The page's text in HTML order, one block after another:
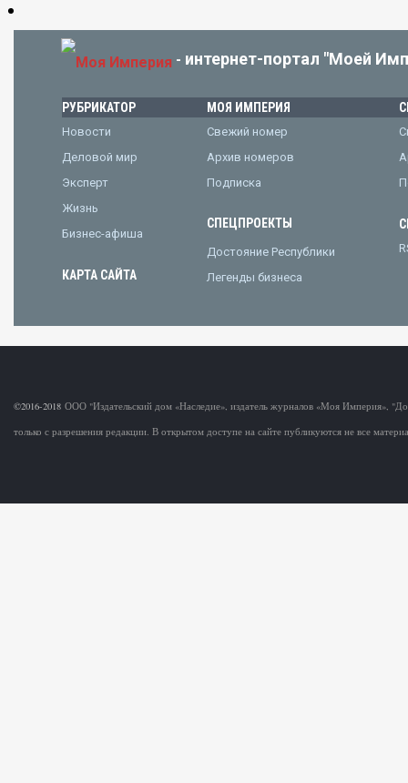
- интернет-портал "Моей
РУБРИКАТОР
Новости
Деловой мир
Эксперт
Жизнь
Бизнес-афиша
КАРТА САЙТА
МОЯ ИМПЕРИЯ
Свежий номер
Архив номеров
Подписка
СПЕЦПРОЕКТЫ
Достояние Республики
Легенды бизнеса
©2016-2018 ООО "Издательский дом «Наследие», издатель журналов «Моя Империя»,
только с разрешения редакции. В открытом доступе на сайте публикуются не все